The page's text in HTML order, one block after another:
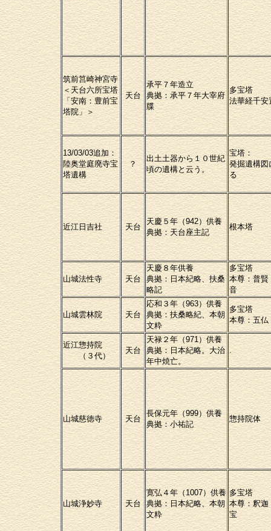
筑前筥崎神宮寺
＜天台六所宝塔
「安南：豊前宝
塔院」＞
天台
承平７年造立
典拠：承平７年大宰府
牒
多宝塔
法華経千安
13/03/03追加：
陸奥堂庭廃寺宝
塔遺構
？
出土土器から１０世紀
頃の遺構と云う。
宝塔：
発掘遺構図
る
近江日吉社 天台
天慶５年（942）供養
典拠：天台座主記
根本塔
山城法性寺 天台
天慶８年供養
典拠：日本紀略、扶桑
略記
多宝塔
本尊：普賢
音
山城雲林院 天台
応和３年（963）供養
典拠：扶桑略紀、本朝
文粋
多宝塔
本尊：五仏
近江惣持院
（３代）
天台
天禄２年（971）供養
典拠：日本紀略。大治
年中焼亡。
.
山城慈徳寺 天台
長保元年（999）供養
典拠：小祐記
惣持院体
山城浄妙寺 天台
寛弘４年（1007）供養
典拠：日本紀略、本朝
文粋
多宝塔
本尊：釈迦
宝